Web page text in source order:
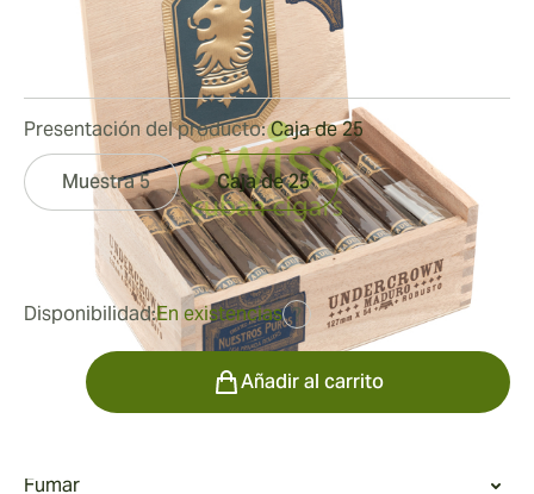
Longitud:
127 mm / 5 pulgadas
Reseñas
120,34 € fue 184,88 €
Disponibilidad:En existencias ?
Presentación del producto:Caja de 25
Muestra 5 Caja de 25
Cantidad
Añadir al carrito
Fumar